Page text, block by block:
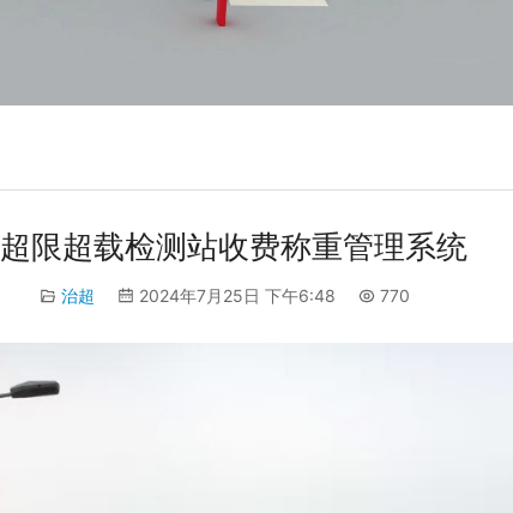
超限超载检测站收费称重管理系统
治超 2024年7月25日 下午6:48 770